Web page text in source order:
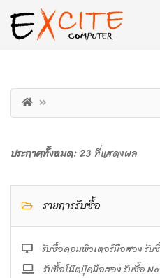
ประกาศทั้งหมด:23 ที่แสดงผล
รายการรับซื้อ
รับซื้อคอมพิวเตอร์มือสอง รับ
รับซื้อโน๊ตบุ๊คมือสอง รับซื้อ